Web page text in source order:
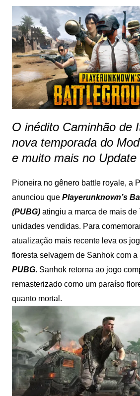
O inédito Caminhão de
nova temporada do
e muito mais no Update
Pioneira no gênero battle royale, a
anunciou que Playerunknown’s
(PUBG)atingiu a marca de mais de
unidades vendidas. Para
atualização mais recente leva os
floresta selvagem de Sanhok com a
PUBG. Sanhok retorna ao jogo
remasterizado como um paraíso
quanto mortal.